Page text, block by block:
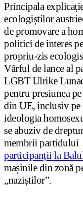
Principala
ecologiștilor
de promovare a
politici de interes
propriu-zis
Vârful de lance al
LGBT Ulrike
pentru presiunea
din UE, inclusiv pe
ideologia
se abuziv de
membrii partidului
participanții la
mașinile din zonă
„naziștilor”.